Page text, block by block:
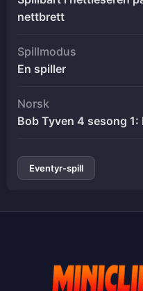
nettbrett
Spillmodus
En spiller
Norsk
Bob Tyven 4 sesong 1:
Eventyr-spill